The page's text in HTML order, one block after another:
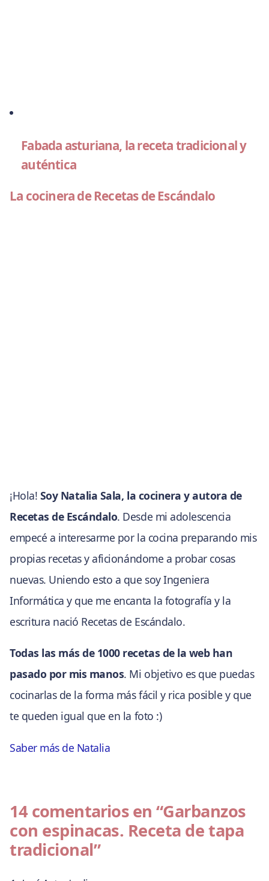
Fabada asturiana, la receta tradicional y
auténtica
La cocinera de Recetas de Escándalo
¡Hola! Soy Natalia Sala, la cocinera y autora de
Recetas de Escándalo. Desde mi adolescencia
empecé a interesarme por la cocina preparando mis
propias recetas y aficionándome a probar cosas
nuevas. Uniendo esto a que soy Ingeniera
Informática y que me encanta la fotografía y la
escritura nació Recetas de Escándalo.
Todas las más de 1000 recetas de la web han
pasado por mis manos. Mi objetivo es que puedas
cocinarlas de la forma más fácil y rica posible y que
te queden igual que en la foto :)
Saber más de Natalia
14 comentarios en “Garbanzos
con espinacas. Receta de tapa
tradicional”